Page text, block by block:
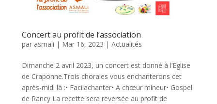
Concert au profit de l’association
par asmali | Mar 16, 2023 | Actualités
Dimanche 2 avril 2023, un concert est donné à l’Eglise
de Craponne.Trois chorales vous enchanterons cet
après-midi là :• Facilachanter• A chœur mineur• Gospel
de Rancy La recette sera reversée au profit de